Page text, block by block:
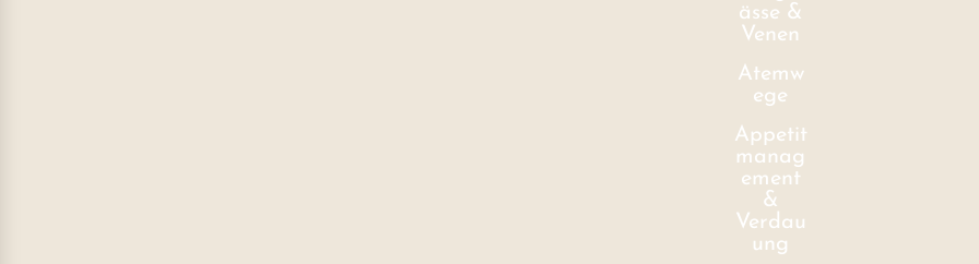
ässe &
Venen
Atemw
ege
Appetit
manag
ement
&
Verdau
ung